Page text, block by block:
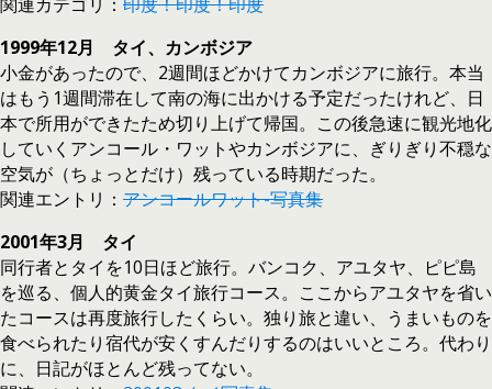
1999年12月 タイ、カンボジア
小金があったので、2週間ほどかけてカンボジアに旅行。本当
はもう1週間滞在して南の海に出かける予定だったけれど、日
本で所用ができたため切り上げて帰国。この後急速に観光地化
していくアンコール・ワットやカンボジアに、ぎりぎり不穏な
空気が（ちょっとだけ）残っている時期だった。
関連エントリ： アンコールワット-写真集
2001年3月 タイ
同行者とタイを10日ほど旅行。バンコク、アユタヤ、ピピ島
を巡る、個人的黄金タイ旅行コース。ここからアユタヤを省い
たコースは再度旅行したくらい。独り旅と違い、うまいものを
食べられたり宿代が安くすんだりするのはいいところ。代わり
に、日記がほとんど残ってない。